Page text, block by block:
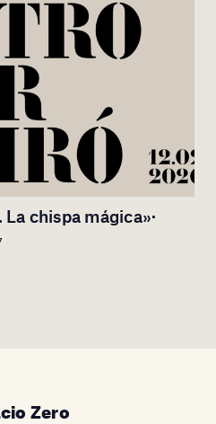
chispa mágica»·
Zero